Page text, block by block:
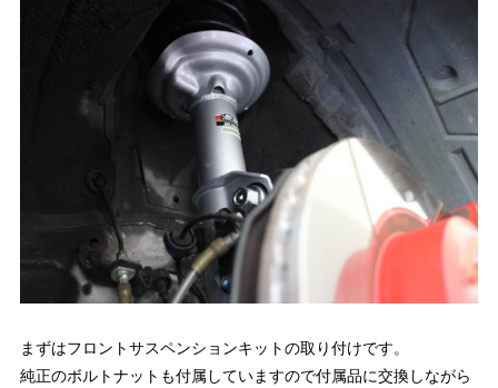
まずはフロントサスペンションキットの取り付けです。
純正のボルトナットも付属していますので付属品に交換しながら